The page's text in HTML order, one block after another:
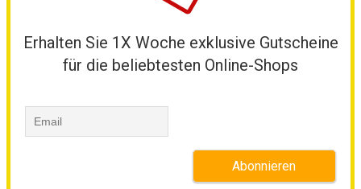
Erhalten Sie 1X Woche exklusive Gutscheine
für die beliebtesten Online-Shops